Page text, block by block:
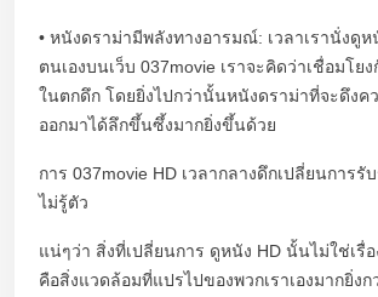
• หนังดราม่ามีพลังทางอารมณ์: เวลาเรานั่งดูห
ตนเองบนเว็บ 037movie เราจะคิดว่าเชื่อมโย
ในตกดึก โดยยิ่งไปกว่านั้นหนังดราม่าที่จะดึงค
ออกมาได้ลึกขึ้นซึ้งมากยิ่งขึ้นด้วย
การ 037movie HD เวลากลางดึกเปลี่ยนการ
ไม่รู้ตัว
แน่ๆว่า สิ่งที่เปลี่ยนการ ดูหนัง HD นั้นไม่ใช่เรื่
คือสิ่งแวดล้อมที่แปรไปของพวกเราเองมากยิ่งก